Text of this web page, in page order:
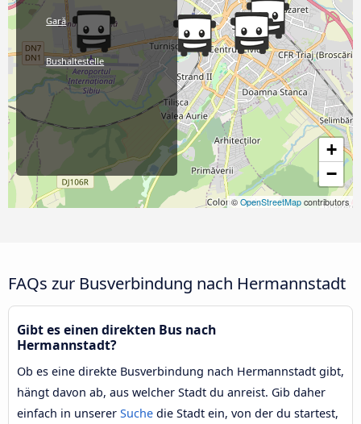
+
−
© OpenStreetMap contributors
Gară
Bushaltestelle
FAQs zur Busverbindung nach Hermannstadt
Gibt es einen direkten Bus nach
Hermannstadt?
Ob es eine direkte Busverbindung nach Hermannstadt gibt,
hängt davon ab, aus welcher Stadt du anreist. Gib daher
einfach in unserer Suche die Stadt ein, von der du startest,